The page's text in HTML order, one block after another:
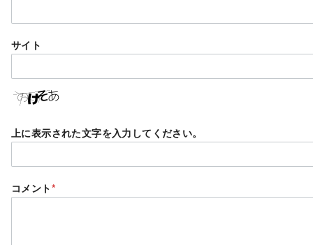
サイト
上に表示された文字を入力してください。
コメント*